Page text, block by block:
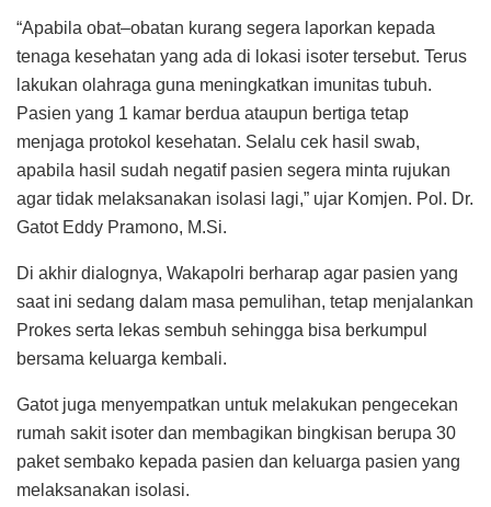
“Apabila obat–obatan kurang segera laporkan kepada
tenaga kesehatan yang ada di lokasi isoter tersebut. Terus
lakukan olahraga guna meningkatkan imunitas tubuh.
Pasien yang 1 kamar berdua ataupun bertiga tetap
menjaga protokol kesehatan. Selalu cek hasil swab,
apabila hasil sudah negatif pasien segera minta rujukan
agar tidak melaksanakan isolasi lagi,” ujar Komjen. Pol. Dr.
Gatot Eddy Pramono, M.Si.
Di akhir dialognya, Wakapolri berharap agar pasien yang
saat ini sedang dalam masa pemulihan, tetap menjalankan
Prokes serta lekas sembuh sehingga bisa berkumpul
bersama keluarga kembali.
Gatot juga menyempatkan untuk melakukan pengecekan
rumah sakit isoter dan membagikan bingkisan berupa 30
paket sembako kepada pasien dan keluarga pasien yang
melaksanakan isolasi.